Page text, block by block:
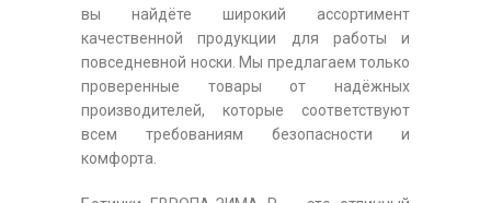
вы найдёте широкий ассортимент
качественной продукции для работы и
повседневной носки. Мы предлагаем только
проверенные товары от надёжных
производителей, которые соответствуют
всем требованиям безопасности и
комфорта.